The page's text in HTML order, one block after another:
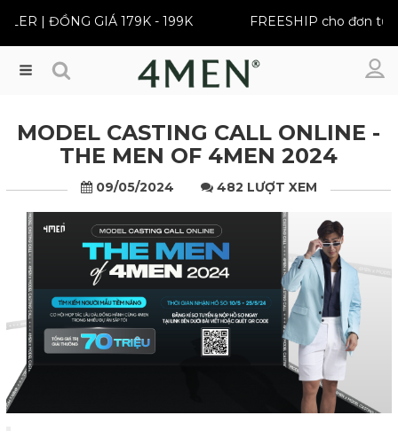
BEST SELLER | ĐỒNG GIÁ 179K - 199K FREESHIP
Menu
MODEL CASTING CALL ONLINE -
THE MEN OF 4MEN 2024
09/05/2024 482 LƯỢT XEM